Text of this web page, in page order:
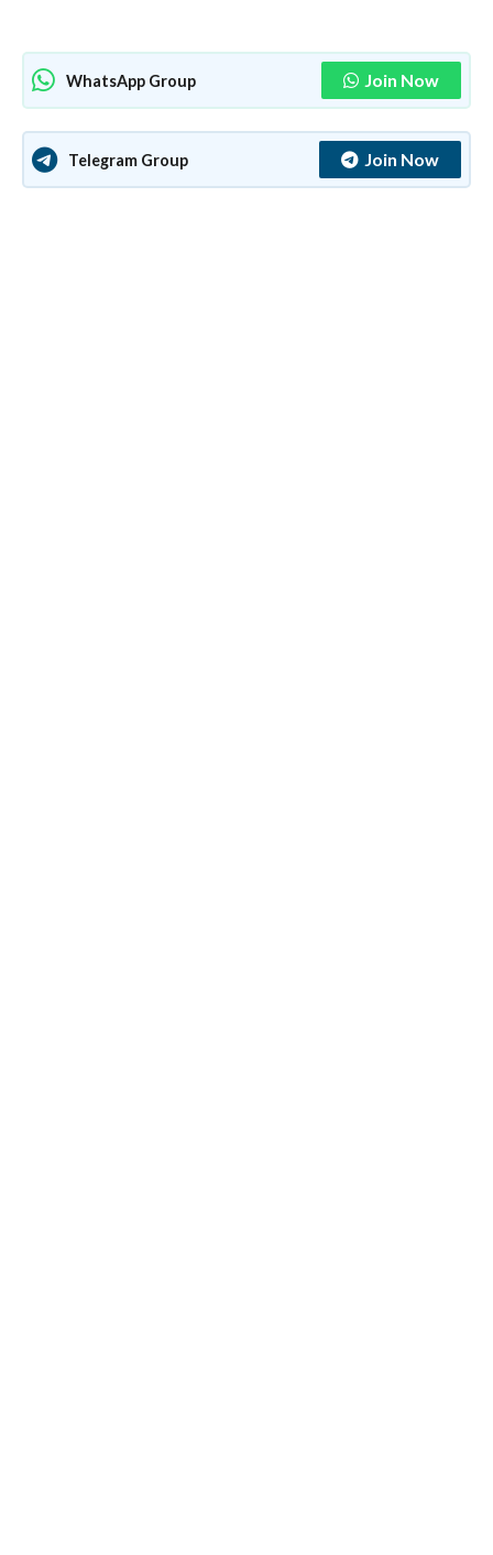
WhatsApp Group Join Now
Telegram Group Join Now